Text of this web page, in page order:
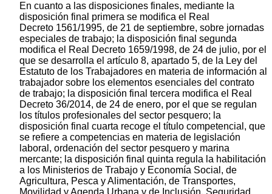
En cuanto a las disposiciones finales, mediante la
disposición final primera se modifica el Real
Decreto 1561/1995, de 21 de septiembre, sobre jornadas
especiales de trabajo; la disposición final segunda
modifica el Real Decreto 1659/1998, de 24 de julio, por el
que se desarrolla el artículo 8, apartado 5, de la Ley del
Estatuto de los Trabajadores en materia de información al
trabajador sobre los elementos esenciales del contrato
de trabajo; la disposición final tercera modifica el Real
Decreto 36/2014, de 24 de enero, por el que se regulan
los títulos profesionales del sector pesquero; la
disposición final cuarta recoge el título competencial, que
se refiere a competencias en materia de legislación
laboral, ordenación del sector pesquero y marina
mercante; la disposición final quinta regula la habilitación
a los Ministerios de Trabajo y Economía Social, de
Agricultura, Pesca y Alimentación, de Transportes,
Movilidad y Agenda Urbana y de Inclusión, Seguridad